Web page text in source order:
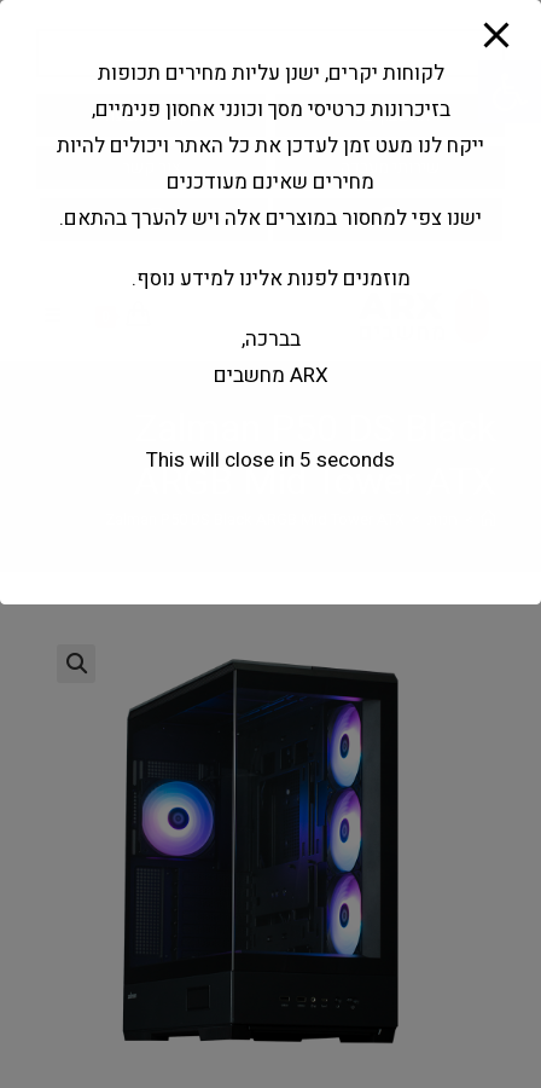
פתח סרגל נגישות
Products
search
החשבון שלי בקשה להצעה
ARGB Mid Tower ATX
לקוחות יקרים, ישנן עליות מחירים תכופות
בזיכרונות כרטיסי מסך וכונני אחסון פנימיים,
ייקח לנו מעט זמן לעדכן את כל האתר ויכולים להיות
מחירים שאינם מעודכנים
ישנו צפי למחסור במוצרים אלה ויש להערך בהתאם.
מוזמנים לפנות אלינו למידע נוסף.
בברכה,
ARX מחשבים
This will close in 4 seconds